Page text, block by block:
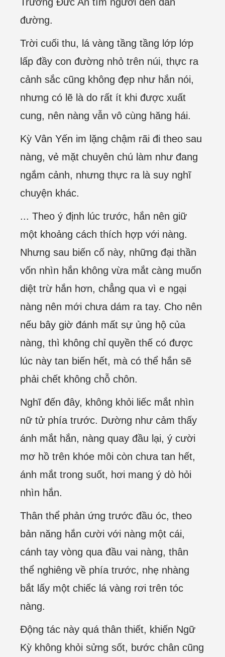
đường.
Trời cuối thu, lá vàng tầng tầng lớp lớp
lấp đầy con đường nhỏ trên núi, thực ra
cảnh sắc cũng không đẹp như hắn nói,
nhưng có lẽ là do rất ít khi được xuất
cung, nên nàng vẫn vô cùng hăng hái.
Kỳ Vân Yến im lặng chậm rãi đi theo sau
nàng, vẻ mặt chuyên chú làm như đang
ngắm cảnh, nhưng thực ra là suy nghĩ
chuyện khác.
... Theo ý định lúc trước, hắn nên giữ
một khoảng cách thích hợp với nàng.
Nhưng sau biến cố này, những đại thần
vốn nhìn hắn không vừa mắt càng muốn
diệt trừ hắn hơn, chẳng qua vì e ngại
nàng nên mới chưa dám ra tay. Cho nên
nếu bây giờ đánh mất sự ủng hộ của
nàng, thì không chỉ quyền thế có được
lúc này tan biến hết, mà có thể hắn sẽ
phải chết không chỗ chôn.
Nghĩ đến đây, không khỏi liếc mắt nhìn
nữ tử phía trước. Dường như cảm thấy
ánh mắt hắn, nàng quay đầu lại, ý cười
mơ hồ trên khóe môi còn chưa tan hết,
ánh mắt trong suốt, hơi mang ý dò hỏi
nhìn hắn.
Thân thể phản ứng trước đầu óc, theo
bản năng hắn cười với nàng một cái,
cánh tay vòng qua đầu vai nàng, thân
thể nghiêng về phía trước, nhẹ nhàng
bắt lấy một chiếc lá vàng rơi trên tóc
nàng.
Động tác này quá thân thiết, khiến Ngữ
Kỳ không khỏi sửng sốt, bước chân cũng